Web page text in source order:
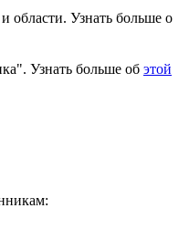
области. Узнать больше о
Узнать больше об этой